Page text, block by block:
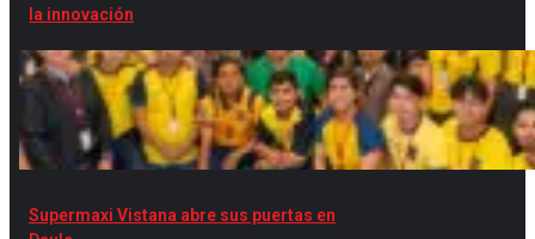
la innovación
Supermaxi Vistana abre sus puertas en